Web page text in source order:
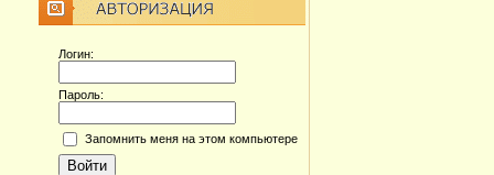
Логин:
Пароль:
Запомнить меня на этом компьютере